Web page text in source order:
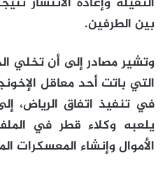
بين الطرفين.
وتشير مصادر إلى أن تخلي
التي باتت أحد معاقل
في تنفيذ اتفاق الرياض،
يلعبه وكلاء قطر في
الأموال وإنشاء المعسكرات